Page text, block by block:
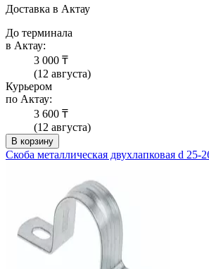
Доставка в Актау
До терминала
в Актау:
3 000 ₸
(12 августа)
Курьером
по Актау:
3 600 ₸
(12 августа)
В корзину
Скоба металлическая двухлапковая d